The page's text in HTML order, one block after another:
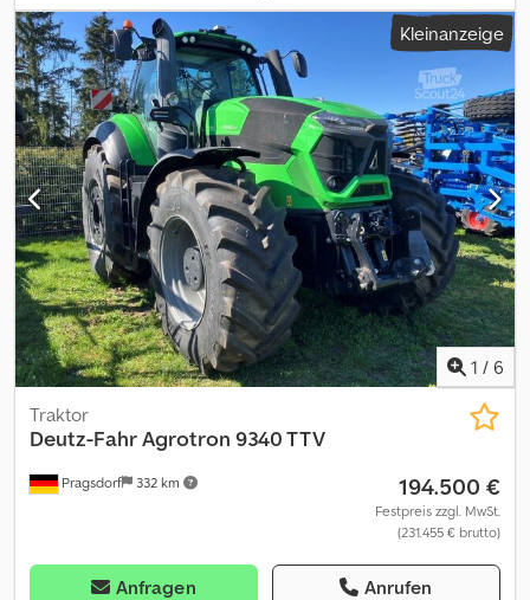
Hinterreifengröße:650/65R38, Reifengröße:650/65R38,
Ausstattung:Allradantrieb, Druckluftbremse, Kabine,
Klimaanlage, Zusatzscheinwerfer, Bereifung (v):540/65R28,
Bereifung (h):650/65R38, Erstzulassung:2012, Steuergerät -
Doppelt wirkend (4x), Dreipunkt / Heckhubwerkanhängung,
Elektronische Hubwerksregelung (EHR), Gefederte Vorderachse,
Hydraulische Lenkung, Kabinenfederung (mechanisch),
Leistungsmonitor, Luftgefederter Sitz, Radio, Zugmaul -
automatisch, höhenverstellbare Anhängevorrichtung, Dreipunkt-
Außenbedienelement, Hydrauliksteuergeräte-Außenbedienung,
Frontkraftheber (ohne Oberlenker)_____HVAK, FKH, DL Bremse,
Klima, Radio, EHR, gef. Vorderachse,4dw, gef. Kabine, Display
defekt,Lagerort:Kunde Crsdpfxozmk Nyj Ag Hef
Kleinanzeige
1 / 6
Pragsdorf 332 km
Traktor
Deutz-FahrAgrotron 9340 TTV
194.500 €
Festpreis zzgl. MwSt.
(231.455 € brutto)
Anfragen Anrufen